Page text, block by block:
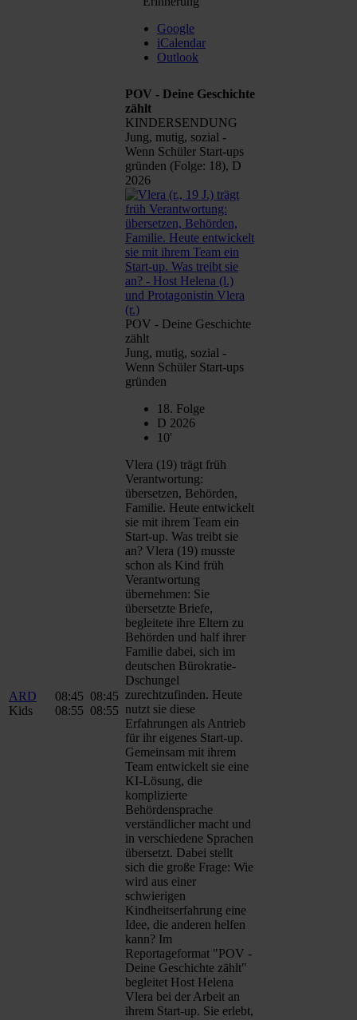
Google
iCalendar
Outlook
ARD
Kids
08:45
08:55
08:45
08:55
POV - Deine Geschichte
zählt
KINDERSENDUNG
Jung, mutig, sozial -
Wenn Schüler Start-ups
gründen (Folge: 18), D
2026
POV - Deine Geschichte
zählt
Jung, mutig, sozial -
Wenn Schüler Start-ups
gründen
18. Folge
D 2026
10'
Vlera (19) trägt früh
Verantwortung:
übersetzen, Behörden,
Familie. Heute entwickelt
sie mit ihrem Team ein
Start-up. Was treibt sie
an? Vlera (19) musste
schon als Kind früh
Verantwortung
übernehmen: Sie
übersetzte Briefe,
begleitete ihre Eltern zu
Behörden und half ihrer
Familie dabei, sich im
deutschen Bürokratie-
Dschungel
zurechtzufinden. Heute
nutzt sie diese
Erfahrungen als Antrieb
für ihr eigenes Start-up.
Gemeinsam mit ihrem
Team entwickelt sie eine
KI-Lösung, die
komplizierte
Behördensprache
verständlicher macht und
in verschiedene Sprachen
übersetzt. Dabei stellt
sich die große Frage: Wie
wird aus einer
schwierigen
Kindheitserfahrung eine
Idee, die anderen helfen
kann? Im
Reportageformat "POV -
Deine Geschichte zählt"
begleitet Host Helena
Vlera bei der Arbeit an
ihrem Start-up. Sie erlebt,